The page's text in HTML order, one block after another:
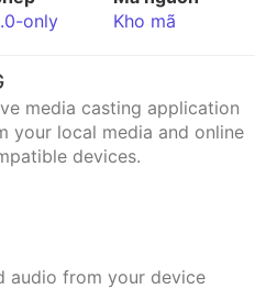
only
Kho mã
media casting application
your local media and online
devices.
audio from your device